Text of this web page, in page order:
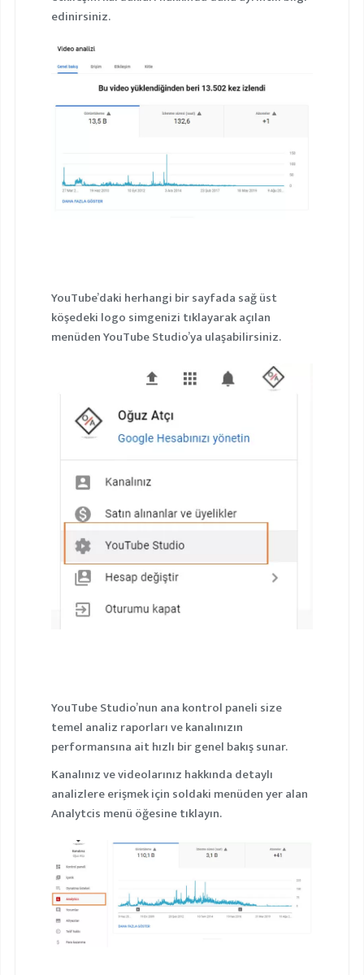
edinirsiniz.
YouTube’daki herhangi bir sayfada sağ üst
köşedeki logo simgenizi tıklayarak açılan
menüden YouTube Studio’ya ulaşabilirsiniz.
YouTube Studio’nun ana kontrol paneli size
temel analiz raporları ve kanalınızın
performansına ait hızlı bir genel bakış sunar.
Kanalınız ve videolarınız hakkında detaylı
analizlere erişmek için soldaki menüden yer alan
Analytcis menü öğesine tıklayın.